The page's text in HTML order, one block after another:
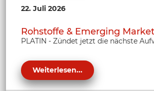
22. Juli 2026
Rohstoffe & Emerging
PLATIN - Zündet jetzt die nächste
Weiterlesen...